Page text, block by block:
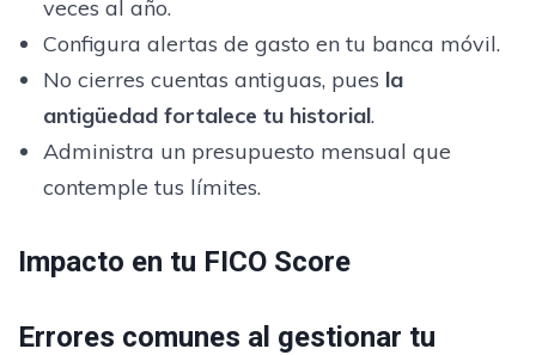
veces al año.
Configura alertas de gasto en tu banca móvil.
No cierres cuentas antiguas, pues la
antigüedad fortalece tu historial.
Administra un presupuesto mensual que
contemple tus límites.
Impacto en tu FICO Score
Errores comunes al gestionar tu